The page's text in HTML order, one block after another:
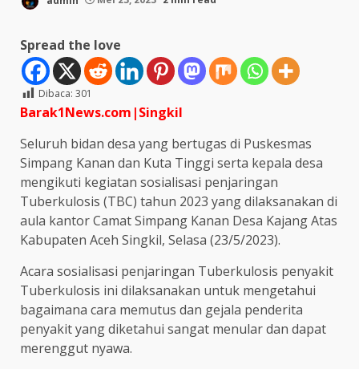
Spread the love
Dibaca: 301
Barak1News.com|Singkil
Seluruh bidan desa yang bertugas di Puskesmas
Simpang Kanan dan Kuta Tinggi serta kepala desa
mengikuti kegiatan sosialisasi penjaringan
Tuberkulosis (TBC) tahun 2023 yang dilaksanakan di
aula kantor Camat Simpang Kanan Desa Kajang Atas
Kabupaten Aceh Singkil, Selasa (23/5/2023).
Acara sosialisasi penjaringan Tuberkulosis penyakit
Tuberkulosis ini dilaksanakan untuk mengetahui
bagaimana cara memutus dan gejala penderita
penyakit yang diketahui sangat menular dan dapat
merenggut nyawa.